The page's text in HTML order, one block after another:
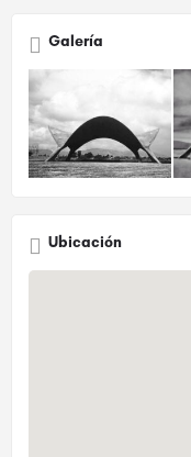
Galería
Ubicación